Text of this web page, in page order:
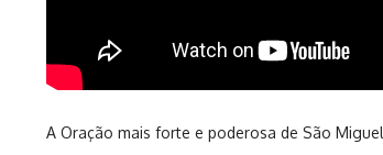
A Oração mais forte e poderosa de São